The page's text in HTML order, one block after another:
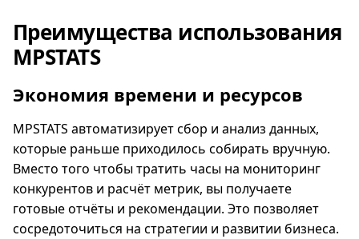
Преимущества использования
MPSTATS
Экономия времени и ресурсов
MPSTATS автоматизирует сбор и анализ данных,
которые раньше приходилось собирать вручную.
Вместо того чтобы тратить часы на мониторинг
конкурентов и расчёт метрик, вы получаете
готовые отчёты и рекомендации. Это позволяет
сосредоточиться на стратегии и развитии бизнеса.